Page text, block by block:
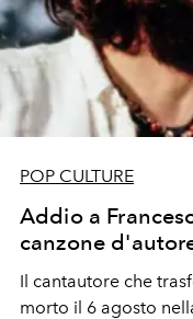
POP CULTURE
Addio a
canzone
Il cantautore che
morto il 6 agosto